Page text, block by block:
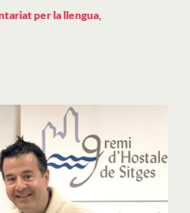
per la llengua